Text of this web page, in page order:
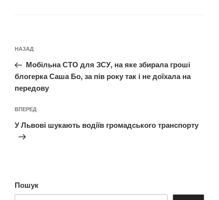
записів
Попередній
запис:
НАЗАД
Мобільна СТО для ЗСУ, на яке збирала гроші
блогерка Саша Бо, за пів року так і не доїхала на
передову
Наступний
запис
ВПЕРЕД
У Львові шукають водіїв громадського транспорту
Пошук